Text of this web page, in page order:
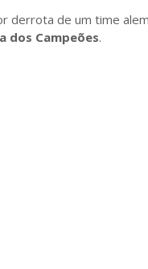
derrota de um time
dos Campeões.